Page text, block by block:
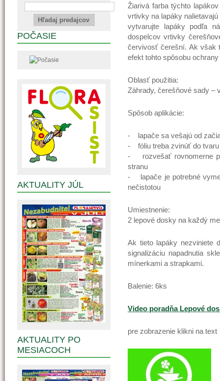
Žiarivá farba týchto
vrtivky na lapáky
vytvarujte lapáky podľa
dospelcov vrtivky
červivosť čerešní. Ak však
efekt tohto spôsobu
Oblasť použitia:
Záhrady, čerešňové sady –
Spôsob aplikácie:
- lapače sa vešajú od
- fóliu treba zvinúť do tvaru
- rozvešať rovnomerne
stranu
- lapače je potrebné
nečistotou
Umiestnenie:
2 lepové dosky na každý
Ak tieto lapáky nezviniete
signalizáciu napadnutia
mínerkami a strapkami.
Balenie: 6ks
Video poradňa Lepové
pre zobrazenie klikni na text
POČASIE
AKTUALITY JÚL
AKTUALITY PO
MESIACOCH